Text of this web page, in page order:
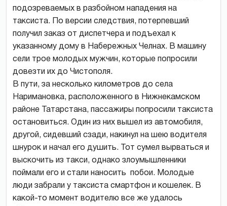
подозреваемых в разбойном нападения на
таксиста. По версии следствия, потерпевший
получил заказ от диспетчера и подъехал к
указанному дому в Набережных Челнах. В машину
сели трое молодых мужчин, которые попросили
довезти их до Чистополя.
В пути, за несколько километров до села
Наримановка, расположенного в Нижнекамском
районе Татарстана, пассажиры попросили таксиста
остановиться. Один из них вышел из автомобиля,
другой, сидевший сзади, накинул на шею водителя
шнурок и начал его душить. Тот сумел вырваться и
выскочить из такси, однако злоумышленники
поймали его и стали наносить побои. Молодые
люди забрали у таксиста смартфон и кошелек. В
какой-то момент водителю все же удалось